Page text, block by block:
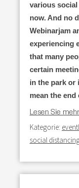
various
now. And no
Webinarjam
experiencing
that many
certain
in the park or
mean the
Lesen Sie mehr
Kategorie:
social